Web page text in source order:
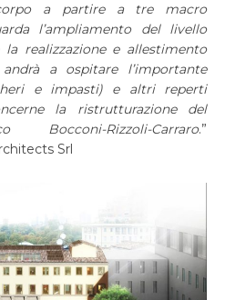
a partire a tre macro
l’ampliamento del livello
realizzazione e allestimento
a ospitare l’importante
e impasti) e altri reperti
la ristrutturazione del
Bocconi-Rizzoli-Carraro.”
Srl